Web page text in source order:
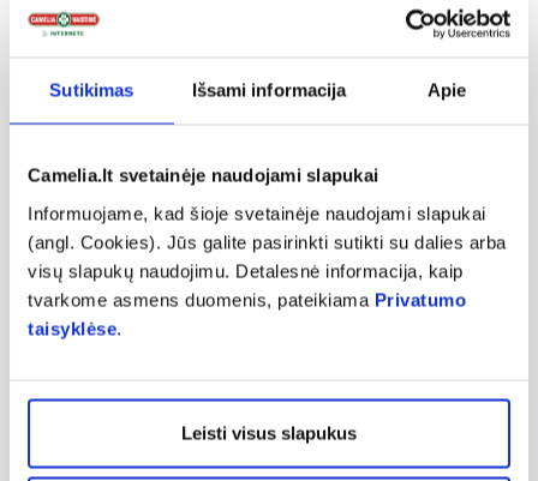
Sutikimas Išsami informacija Apie
Camelia.lt svetainėje naudojami slapukai
Informuojame, kad šioje svetainėje naudojami slapukai
(angl. Cookies). Jūs galite pasirinkti sutikti su dalies arba
visų slapukų naudojimu. Detalesnė informacija, kaip
tvarkome asmens duomenis, pateikiama Privatumo
taisyklėse.
Leisti visus slapukus
BABE specializuojasi kuriant hipoalerginius
produktus, tinkamus jautriai ir probleminei
odai. Prekės ženklo formulės yra be
parabenų ir alkoholio, todėl visiškai saugios
yra produktų, skirtų įvairioms odos
problemoms spręsti, įskaitant sausos,
jautrios odos priežiūrą, spuogelių ir bėrimų
gydymą bei odos drėkinimą. BABE siekia
užtikrinti, kad kiekvienas galėtų džiaugtis
priemonių tinka net ir pačiai jautriausiai
kūdikių odelei.